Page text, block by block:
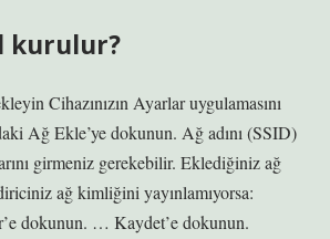
kurulur?
Cihazınızın Ayarlar uygulamasını
Ağ Ekle’ye dokunun. Ağ adını (SSID)
girmeniz gerekebilir. Eklediğiniz ağ
ağ kimliğini yayınlamıyorsa:
dokunun. … Kaydet’e dokunun.